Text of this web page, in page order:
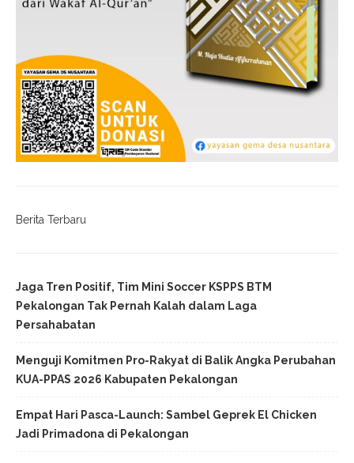
Berita Terbaru
Jaga Tren Positif, Tim Mini Soccer KSPPS BTM
Pekalongan Tak Pernah Kalah dalam Laga
Persahabatan
Menguji Komitmen Pro-Rakyat di Balik Angka Perubahan
KUA-PPAS 2026 Kabupaten Pekalongan
Empat Hari Pasca-Launch: Sambel Geprek El Chicken
Jadi Primadona di Pekalongan